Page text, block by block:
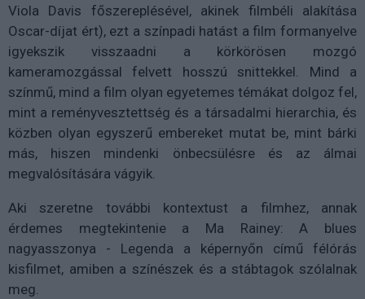
Viola Davis főszereplésével, akinek filmbéli alakítása
Oscar-díjat ért), ezt a színpadi hatást a film formanyelve
igyekszik visszaadni a körkörösen mozgó
kameramozgással felvett hosszú snittekkel. Mind a
színmű, mind a film olyan egyetemes témákat dolgoz fel,
mint a reményvesztettség és a társadalmi hierarchia, és
közben olyan egyszerű embereket mutat be, mint bárki
más, hiszen mindenki önbecsülésre és az álmai
megvalósítására vágyik.
Aki szeretne további kontextust a filmhez, annak
érdemes megtekintenie a Ma Rainey: A blues
nagyasszonya - Legenda a képernyőn című félórás
kisfilmet, amiben a színészek és a stábtagok szólalnak
meg.